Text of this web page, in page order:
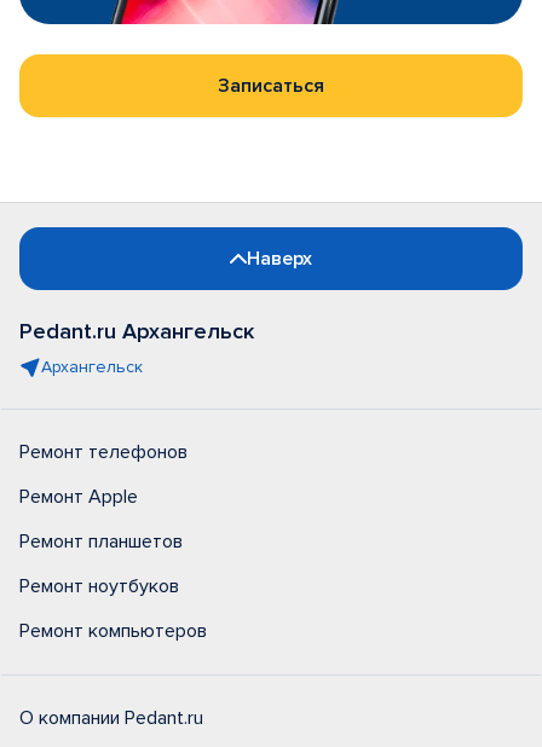
Записаться
Наверх
Pedant.ru Архангельск
Архангельск
Ремонт телефонов
Ремонт Apple
Ремонт планшетов
Ремонт ноутбуков
Ремонт компьютеров
О компании Pedant.ru